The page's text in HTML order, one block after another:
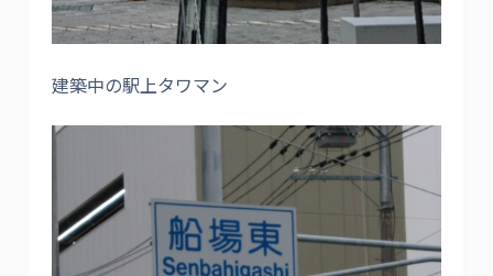
建築中の駅上タワマン